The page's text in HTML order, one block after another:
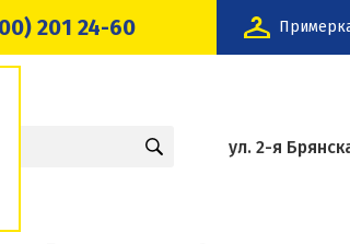
201 24-60
ул. 2-я